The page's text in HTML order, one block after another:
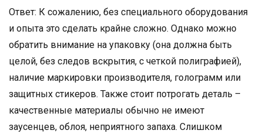
Ответ: К сожалению, без специального оборудования
и опыта это сделать крайне сложно. Однако можно
обратить внимание на упаковку (она должна быть
целой, без следов вскрытия, с четкой полиграфией),
наличие маркировки производителя, голограмм или
защитных стикеров. Также стоит потрогать деталь –
качественные материалы обычно не имеют
заусенцев, облоя, неприятного запаха. Слишком